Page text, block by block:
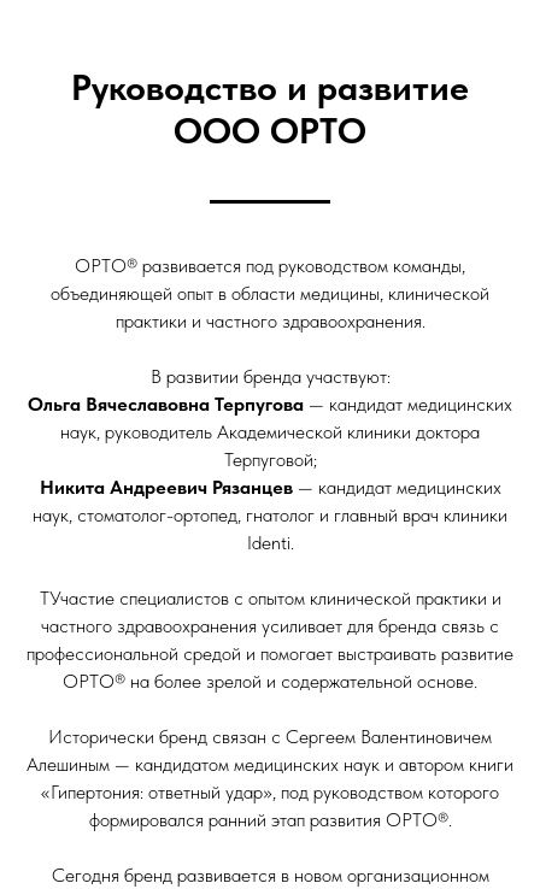
Руководство и развитие
ООО ОРТО
ОРТО® развивается под руководством команды,
объединяющей опыт в области медицины, клинической
практики и частного здравоохранения.
В развитии бренда участвуют:
Ольга Вячеславовна Терпугова — кандидат медицинских
наук, руководитель Академической клиники доктора
Терпуговой;
Никита Андреевич Рязанцев— кандидат медицинских
наук, стоматолог-ортопед, гнатолог и главный врач клиники
Identi.
ТУчастие специалистов с опытом клинической практики и
частного здравоохранения усиливает для бренда связь с
профессиональной средой и помогает выстраивать развитие
ОРТО® на более зрелой и содержательной основе.
Исторически бренд связан с Сергеем Валентиновичем
Алешиным — кандидатом медицинских наук и автором книги
«Гипертония: ответный удар», под руководством которого
формировался ранний этап развития ОРТО®.
Сегодня бренд развивается в новом организационном